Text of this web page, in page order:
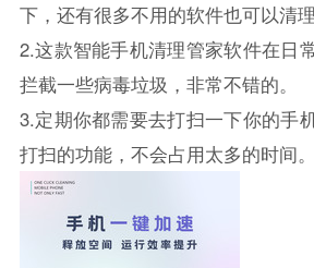
下，还有很多不用的软件也可以清理
2.这款智能手机清理管家软件在日
拦截一些病毒垃圾，非常不错的。
3.定期你都需要去打扫一下你的手
打扫的功能，不会占用太多的时间。